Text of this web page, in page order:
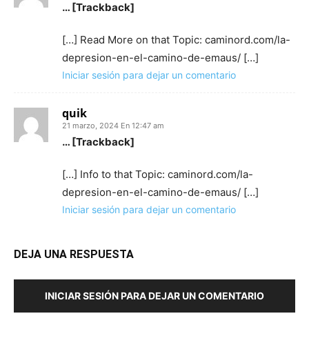
… [Trackback]
[…] Read More on that Topic: caminord.com/la-
depresion-en-el-camino-de-emaus/ […]
Iniciar sesión para dejar un comentario
quik
21 marzo, 2024 En 12:47 am
… [Trackback]
[…] Info to that Topic: caminord.com/la-
depresion-en-el-camino-de-emaus/ […]
Iniciar sesión para dejar un comentario
DEJA UNA RESPUESTA
INICIAR SESIÓN PARA DEJAR UN COMENTARIO